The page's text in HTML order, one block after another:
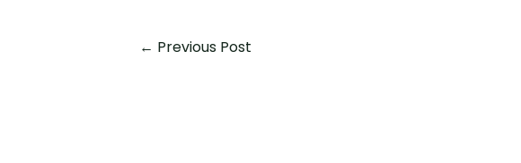
← Previous Post